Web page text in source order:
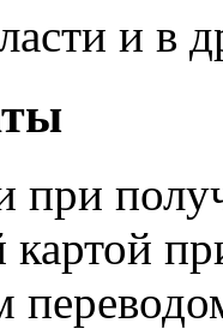
и в
при
картой